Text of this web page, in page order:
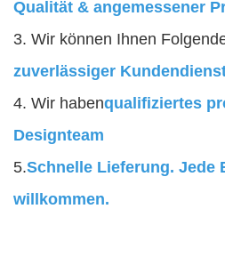
Qualität & angemessener
3. Wir können Ihnen
zuverlässiger
4. Wir habenqualifiziertes
Designteam
5.Schnelle Lieferung. Jede
willkommen.